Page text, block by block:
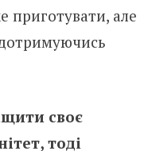
але
своє
тоді